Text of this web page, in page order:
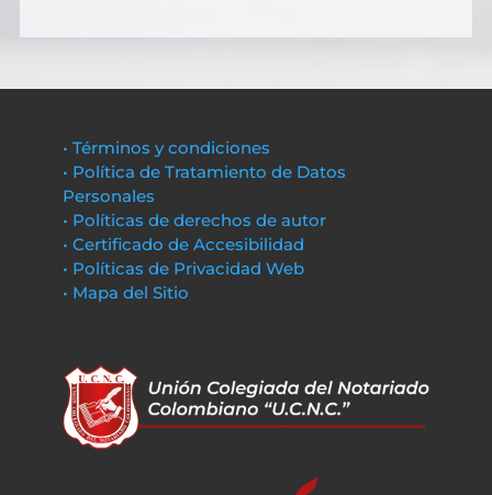
• Términos y condiciones
• Política de Tratamiento de Datos
Personales
• Políticas de derechos de autor
• Certificado de Accesibilidad
• Políticas de Privacidad Web
• Mapa del Sitio